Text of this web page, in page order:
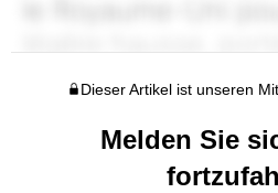
Dieser Artikel ist unseren
Melden Sie